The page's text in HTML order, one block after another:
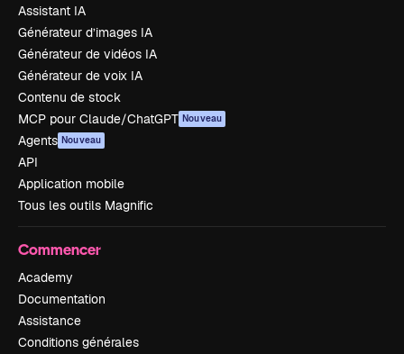
Assistant IA
Générateur d’images IA
Générateur de vidéos IA
Générateur de voix IA
Contenu de stock
MCP pour Claude/ChatGPT Nouveau
Agents Nouveau
API
Application mobile
Tous les outils Magnific
Commencer
Academy
Documentation
Assistance
Conditions générales